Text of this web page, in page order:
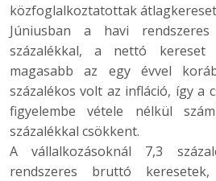
közfoglalkoztatottak
Júniusban a havi
százalékkal, a nettó kereset
magasabb az egy évvel
százalékos volt az infláció, így a
figyelembe vétele nélkül
százalékkal csökkent.
A vállalkozásoknál 7,3
rendszeres bruttó